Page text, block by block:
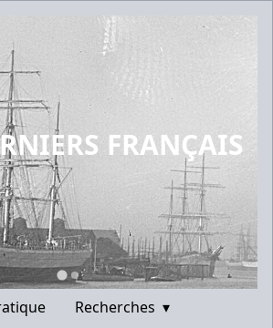
FRANÇAIS
Recherches ▾